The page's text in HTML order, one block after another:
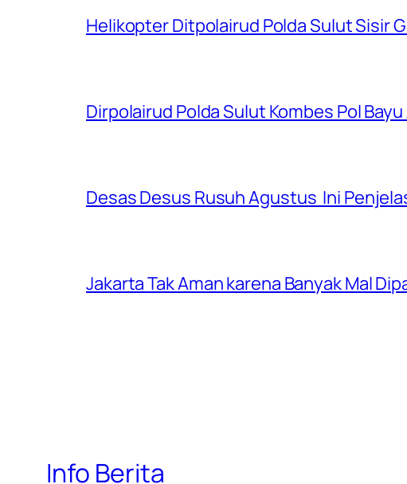
Helikopter Ditpolairud Polda Sulut Sisir
Dirpolairud Polda Sulut Kombes Pol
Desas Desus Rusuh Agustus Ini
Jakarta Tak Aman karena Banyak Mal
Info Berita